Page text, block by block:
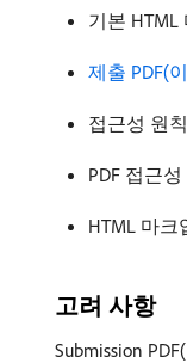
기본 HTML
제출 PDF(
접근성 원
PDF 접근
HTML 마
고려 사항
Submission